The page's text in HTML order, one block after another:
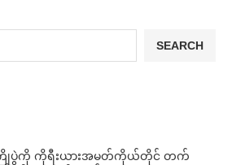
SEARCH
ြိုပွဲကို ကိုရီးယားအမတ်ကိုယ်တိုင် တက်